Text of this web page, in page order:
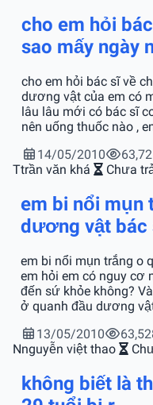
cho em hỏi
sao mấy ngày
cho em hỏi bác sĩ về
dương vật của em có
lâu lâu mới có bác sĩ
nên uống thuốc nào ,
14/05/2010
Ttrần văn khá Chưa
em bi nổi mụn
dương vật bác
em bi nổi mụn trắng o
em hỏi em có nguy cơ
đến sứ khỏe không?
ở quanh đầu dương
13/05/2010
Nnguyễn việt thao
không biết là